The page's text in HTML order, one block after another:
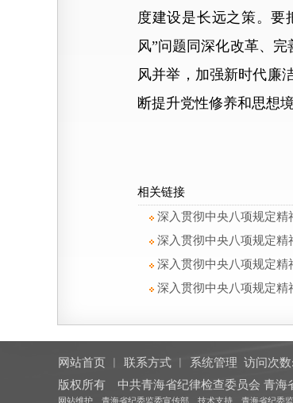
度建设是长远之策。要
风”问题同深化改革、
风并举，加强新时代廉
断提升党性修养和思想
相关链接
深入贯彻中央八项规定精
深入贯彻中央八项规定精
深入贯彻中央八项规定精
深入贯彻中央八项规定
网站首页 联系方式 系统管理 访问次数:
版权所有 中共青海省纪律检查委员会 青
网站维护 青海省纪委监委宣传部 技术支持 青海省纪委